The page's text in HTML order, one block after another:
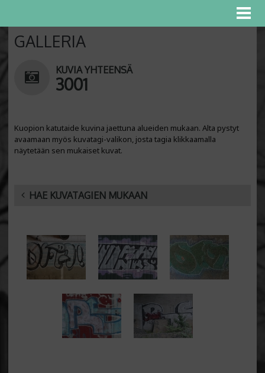
GALLERIA
KUVIA YHTEENSÄ
3001
Kuopion katutaide kuvina jaettuna alueiden mukaan. Alta pystyt
avaamaan myös kuvatagi-valikon, josta tagia klikkaamalla
näytetään sen mukaiset kuvat.
HAE KUVATAGIEN MUKAAN